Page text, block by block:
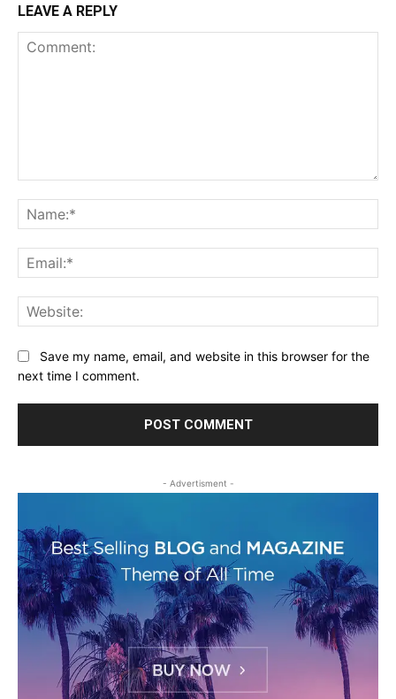
LEAVE A REPLY
Save my name, email, and website in this browser for the
next time I comment.
- Advertisment -